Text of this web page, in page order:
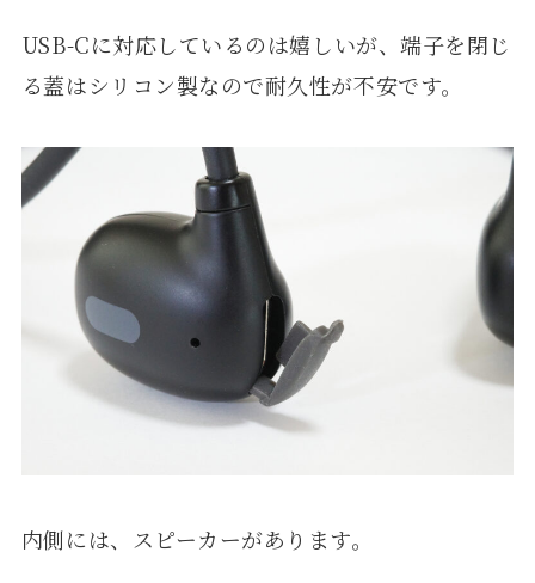
USB-Cに対応しているのは嬉しいが、端子を閉じ
る蓋はシリコン製なので耐久性が不安です。
内側には、スピーカーがあります。